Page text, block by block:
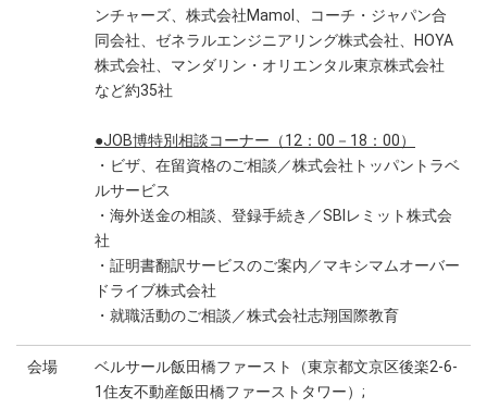
ンチャーズ、株式会社Mamol、コーチ・ジャパン合
同会社、ゼネラルエンジニアリング株式会社、HOYA
株式会社、マンダリン・オリエンタル東京株式会社
など約35社
●JOB博特別相談コーナー（12：00－18：00）
・ビザ、在留資格のご相談／株式会社トッパントラベ
ルサービス
・海外送金の相談、登録手続き／SBIレミット株式会
社
・証明書翻訳サービスのご案内／マキシマムオーバー
ドライブ株式会社
・就職活動のご相談／株式会社志翔国際教育
会場
ベルサール飯田橋ファースト（東京都文京区後楽2-6-
1住友不動産飯田橋ファーストタワー）;